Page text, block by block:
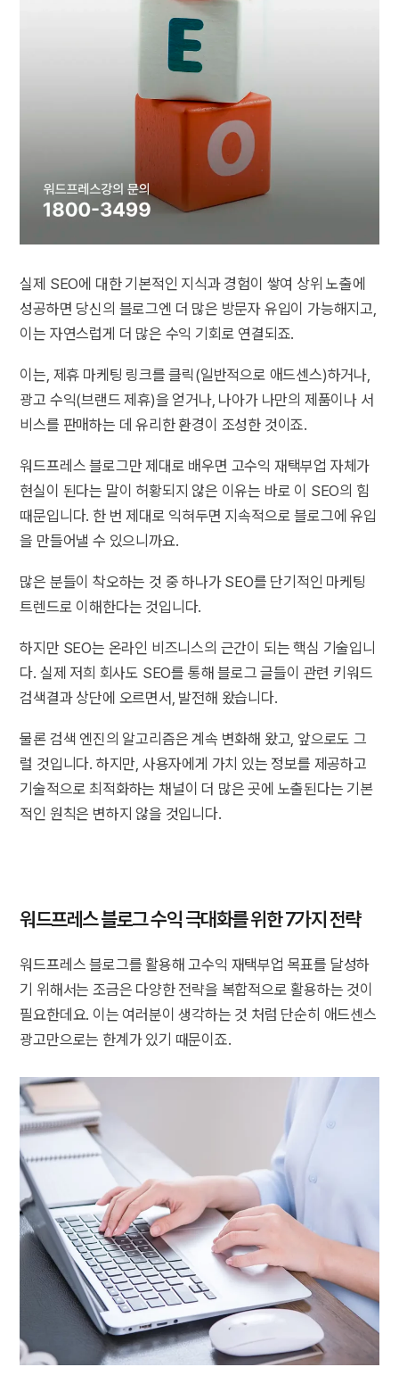
실제 SEO에 대한 기본적인 지식과 경험이 쌓여 상위 노출에
성공하면 당신의 블로그엔 더 많은 방문자 유입이 가능해지고,
이는 자연스럽게 더 많은 수익 기회로 연결되죠.
이는, 제휴 마케팅 링크를 클릭(일반적으로 애드센스)하거나,
광고 수익(브랜드 제휴)을 얻거나, 나아가 나만의 제품이나 서
비스를 판매하는 데 유리한 환경이 조성한 것이죠.
워드프레스 블로그만 제대로 배우면 고수익 재택부업 자체가
현실이 된다는 말이 허황되지 않은 이유는 바로 이 SEO의 힘
때문입니다. 한 번 제대로 익혀두면 지속적으로 블로그에 유입
을 만들어낼 수 있으니까요.
많은 분들이 착오하는 것 중 하나가 SEO를 단기적인 마케팅
트렌드로 이해한다는 것입니다.
하지만 SEO는 온라인 비즈니스의 근간이 되는 핵심 기술입니
다. 실제 저희 회사도 SEO를 통해 블로그 글들이 관련 키워드
검색결과 상단에 오르면서, 발전해 왔습니다.
물론 검색 엔진의 알고리즘은 계속 변화해 왔고, 앞으로도 그
럴 것입니다. 하지만, 사용자에게 가치 있는 정보를 제공하고
기술적으로 최적화하는 채널이 더 많은 곳에 노출된다는 기본
적인 원칙은 변하지 않을 것입니다.
워드프레스 블로그 수익 극대화를 위한 7가지 전략
워드프레스 블로그를 활용해 고수익 재택부업 목표를 달성하
기 위해서는 조금은 다양한 전략을 복합적으로 활용하는 것이
필요한데요. 이는 여러분이 생각하는 것 처럼 단순히 애드센스
광고만으로는 한계가 있기 때문이죠.